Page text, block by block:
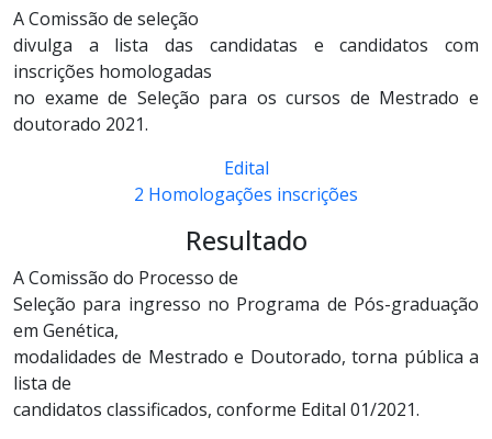
A Comissão de seleção
divulga a lista das candidatas e candidatos com
inscrições homologadas
no exame de Seleção para os cursos de Mestrado e
doutorado 2021.
Edital
2 Homologações inscrições
Resultado
A Comissão do Processo de
Seleção para ingresso no Programa de Pós-graduação
em Genética,
modalidades de Mestrado e Doutorado, torna pública a
lista de
candidatos classificados, conforme Edital 01/2021.